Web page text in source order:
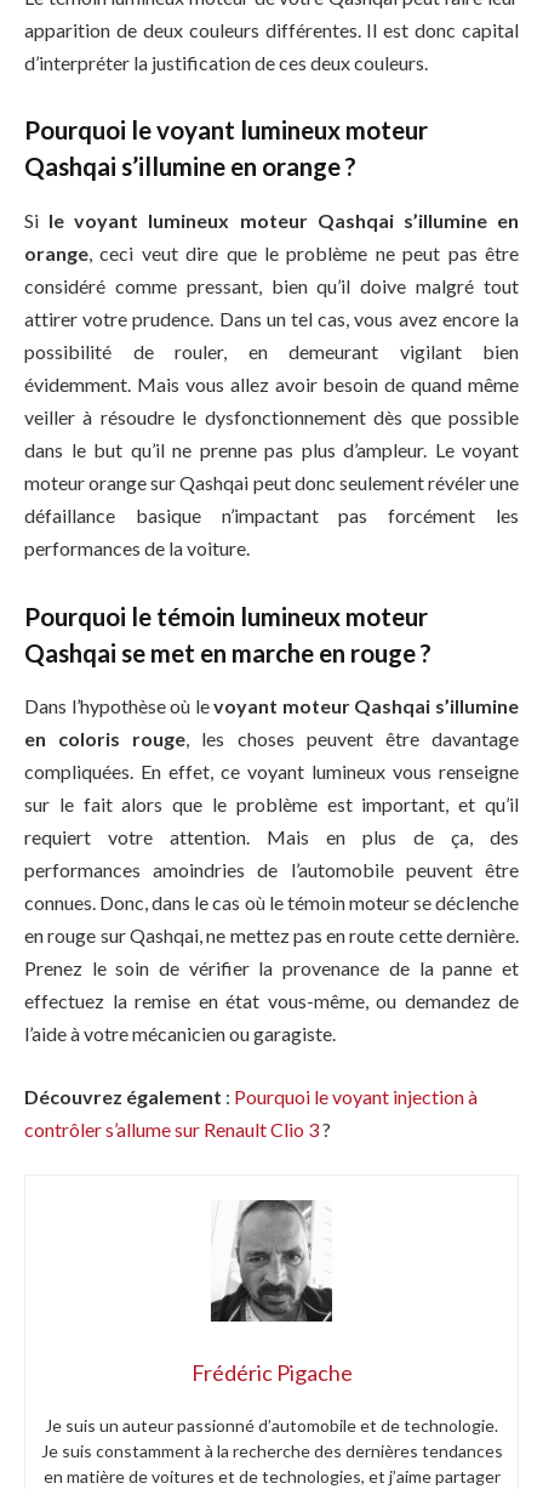
apparition de deux couleurs différentes. Il est donc capital
d’interpréter la justification de ces deux couleurs.
Pourquoi le voyant lumineux moteur
Qashqai s’illumine en orange ?
Si le voyant lumineux moteur Qashqai s’illumine en
orange, ceci veut dire que le problème ne peut pas être
considéré comme pressant, bien qu’il doive malgré tout
attirer votre prudence. Dans un tel cas, vous avez encore la
possibilité de rouler, en demeurant vigilant bien
évidemment. Mais vous allez avoir besoin de quand même
veiller à résoudre le dysfonctionnement dès que possible
dans le but qu’il ne prenne pas plus d’ampleur. Le voyant
moteur orange sur Qashqai peut donc seulement révéler une
défaillance basique n’impactant pas forcément les
performances de la voiture.
Pourquoi le témoin lumineux moteur
Qashqai se met en marche en rouge ?
Dans l’hypothèse où levoyant moteur Qashqai s’illumine
en coloris rouge, les choses peuvent être davantage
compliquées. En effet, ce voyant lumineux vous renseigne
sur le fait alors que le problème est important, et qu’il
requiert votre attention. Mais en plus de ça, des
performances amoindries de l’automobile peuvent être
connues. Donc, dans le cas où le témoin moteur se déclenche
en rouge sur Qashqai, ne mettez pas en route cette dernière.
Prenez le soin de vérifier la provenance de la panne et
effectuez la remise en état vous-même, ou demandez de
l’aide à votre mécanicien ou garagiste.
Découvrez également : Pourquoi le voyant injection à
contrôler s’allume sur Renault Clio 3?
Frédéric Pigache
Je suis un auteur passionné d’automobile et de technologie.
Je suis constamment à la recherche des dernières tendances
en matière de voitures et de technologies, et j’aime partager